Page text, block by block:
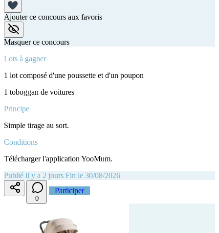
Ajouter ce concours aux favoris
Masquer ce concours
Lots à gagner
1 lot composé d'une poussette et d'un poupon
1 toboggan de voitures
Principe
Simple tirage au sort.
Conditions
Télécharger l'application YooMum.
Publié il y a 2 jours Fin le 30/08/2026
0
Participer